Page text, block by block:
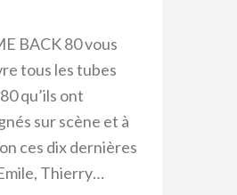
BACK 80 vous
tous les tubes
qu’ils ont
sur scène et à
ces dix dernières
Thierry…